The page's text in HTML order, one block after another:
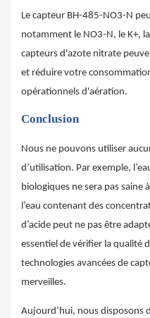
Le capteur BH-485-NO3-N
notamment le NO3-N, le K+,
capteurs d'azote nitrate
et réduire votre
opérationnels d'aération.
Conclusion
Nous ne pouvons utiliser
d’utilisation. Par exemple,
biologiques ne sera pas saine
l’eau contenant des
d’acide peut ne pas être
essentiel de vérifier la qualité
technologies avancées de
merveilles.
Aujourd’hui, nous disposons